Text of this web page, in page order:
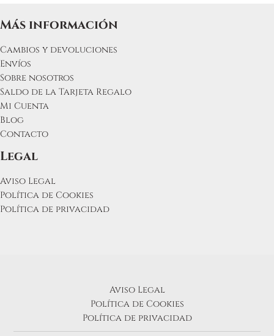
Más información
Cambios y devoluciones
Envíos
Sobre nosotros
Saldo de la Tarjeta Regalo
Mi Cuenta
Blog
Contacto
Legal
Aviso Legal
Política de Cookies
Política de privacidad
Aviso Legal
Política de Cookies
Política de privacidad